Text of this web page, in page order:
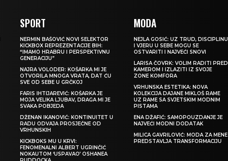
SPORT
NERMIN BAŠOVIĆ NOVI SELEKTOR
KICKBOX REPREZENTACIJE BIH:
“IMAMO HRABRU I PERSPEKTIVNU
GENERACIJU”
NAJRA VOLODER: KOŠARKA MI JE
OTVORILA MNOGA VRATA, DAT ĆU
SVE OD SEBE U GRČKOJ
FARIS IHTIJAREVIĆ: KOŠARKA JE
MOJA VELIKA LJUBAV, DRAGA MI JE
SVAKA POBJEDA
DŽENAN IKANOVIĆ: KONTINUITET U
RADU ODVAJA PROSJEČNE OD
VRHUNSKIH
KICKBOKS MU U KRVI:
FENOMENALNI ALBERT UGRINČIĆ
NOKAUTOM ‘USPAVAO’ OSHANEA
MODA
NEJLA GOSIĆ: UZ TRUD, DISCIPLINU
I VJERU U SEBE MOGU SE
OSTVARITI I NAJVEĆI SNOVI
LARISA ČOVRK: VOLIM RADITI PRED
KAMEROM I IZLAZITI IZ SVOJE
ZONE KOMFORA
VRHUNSKA ESTETIKA: NOVA
KOLEKCIJA DAJANE MIKLOŠ RAME
UZ RAME SA SVJETSKIM MODNIM
PISTAMA
ENA DŽAFIĆ: SAMOPOUZDANJE JE
NAJVEĆI MODNI DODATAK
MILICA GAVRILOVIĆ: MODA ZA MENE
PREDSTAVLJA TRANSFORMACIJU